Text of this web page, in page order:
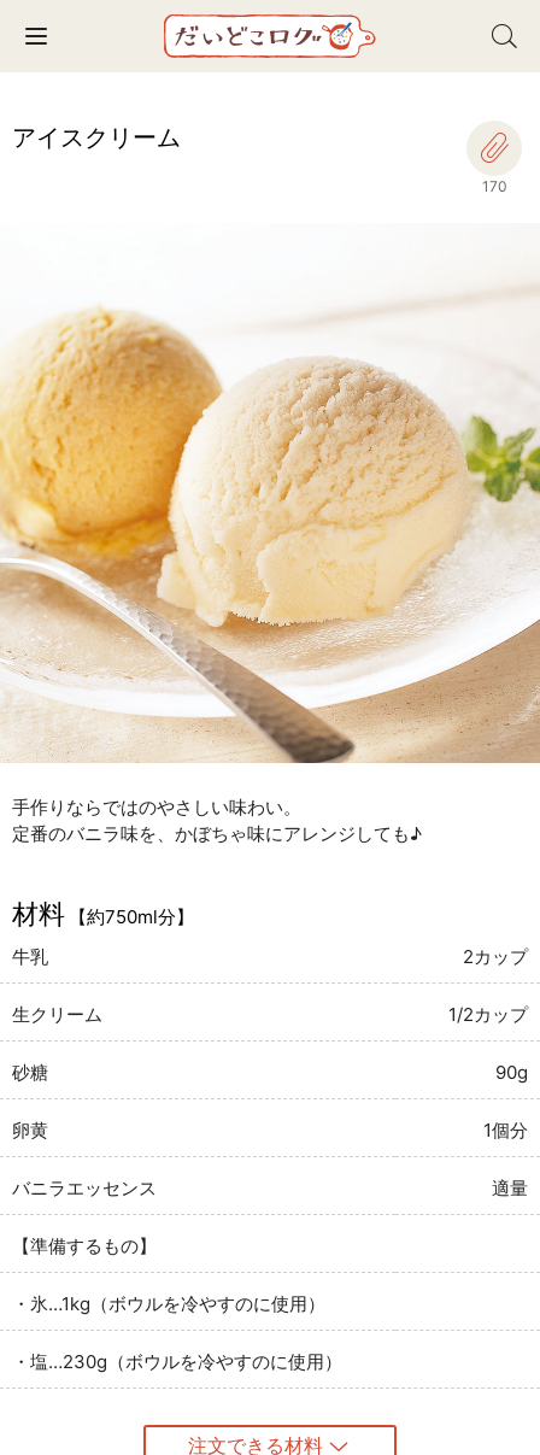
Toggle navigation
アイスクリーム
170
手作りならではのやさしい味わい。
定番のバニラ味を、かぼちゃ味にアレンジしても♪
材料
【約750ml分】
牛乳
2カップ
生クリーム 1/2カップ
砂糖 90g
卵黄 1個分
バニラエッセンス 適量
【準備するもの】
・氷…1kg（ボウルを冷やすのに使用）
・塩…230g（ボウルを冷やすのに使用）
注文できる材料